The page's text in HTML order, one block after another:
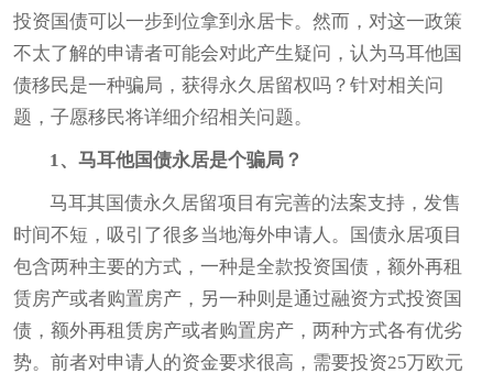
投资国债可以一步到位拿到永居卡。然而，对这一政策
不太了解的申请者可能会对此产生疑问，认为马耳他国
债移民是一种骗局，获得永久居留权吗？针对相关问
题， 子愿移民将详细介绍相关问题。
1、马耳他国债永居是个骗局？
马耳其国债永久居留项目有完善的法案支持，发售
时间不短，吸引了很多当地海外申请人。国债永居项目
包含两种主要的方式，一种是全款投资国债，额外再租
赁房产或者购置房产，另一种则是通过融资方式投资国
债，额外再租赁房产或者购置房产，两种方式各有优劣
势。前者对申请人的资金要求很高，需要投资25万欧元